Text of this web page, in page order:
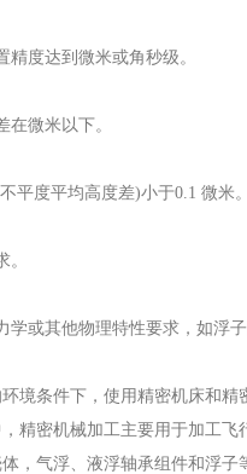
度达到微米或角秒级。
在微米以下。
平度平均高度差)小于0.1 微米。
学或其他物理特性要求，如浮
境条件下，使用精密机床和
精密机械加工主要用于加工
，气浮、液浮轴承组件和浮